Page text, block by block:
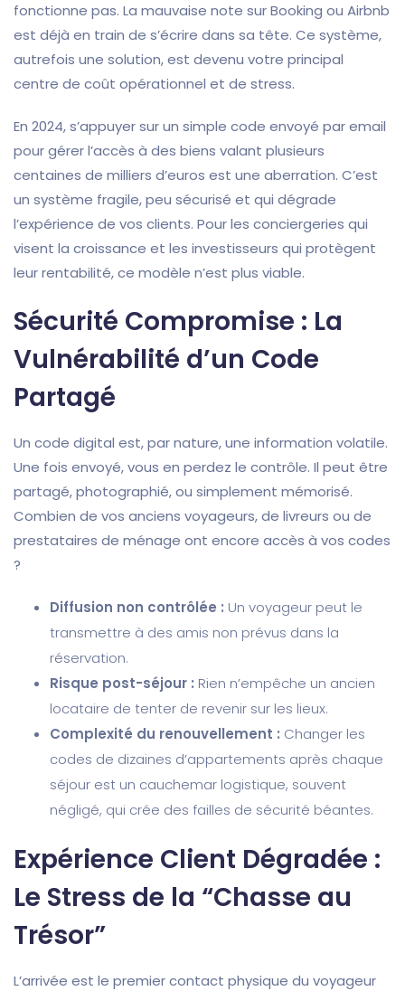
fonctionne pas. La mauvaise note sur Booking ou Airbnb
est déjà en train de s’écrire dans sa tête. Ce système,
autrefois une solution, est devenu votre principal
centre de coût opérationnel et de stress.
En 2024, s’appuyer sur un simple code envoyé par email
pour gérer l’accès à des biens valant plusieurs
centaines de milliers d’euros est une aberration. C’est
un système fragile, peu sécurisé et qui dégrade
l’expérience de vos clients. Pour les conciergeries qui
visent la croissance et les investisseurs qui protègent
leur rentabilité, ce modèle n’est plus viable.
Sécurité Compromise : La
Vulnérabilité d’un Code
Partagé
Un code digital est, par nature, une information volatile.
Une fois envoyé, vous en perdez le contrôle. Il peut être
partagé, photographié, ou simplement mémorisé.
Combien de vos anciens voyageurs, de livreurs ou de
prestataires de ménage ont encore accès à vos codes
?
Diffusion non contrôlée : Un voyageur peut le
transmettre à des amis non prévus dans la
réservation.
Risque post-séjour : Rien n’empêche un ancien
locataire de tenter de revenir sur les lieux.
Complexité du renouvellement : Changer les
codes de dizaines d’appartements après chaque
séjour est un cauchemar logistique, souvent
négligé, qui crée des failles de sécurité béantes.
Expérience Client Dégradée :
Le Stress de la “Chasse au
Trésor”
L’arrivée est le premier contact physique du voyageur